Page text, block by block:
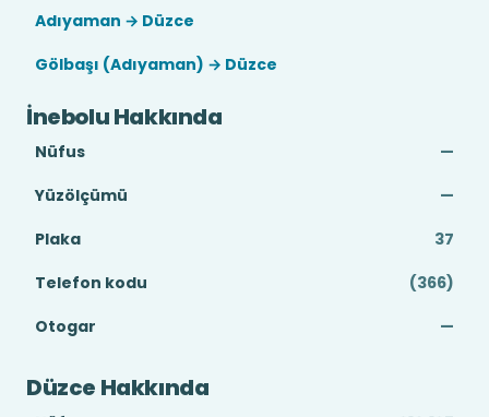
Adıyaman → Düzce
Gölbaşı (Adıyaman) → Düzce
İnebolu Hakkında
Nüfus
—
Yüzölçümü
—
Plaka
37
Telefon kodu
(366)
Otogar
—
Düzce Hakkında